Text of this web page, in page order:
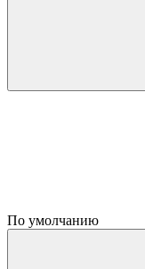
По умолчанию